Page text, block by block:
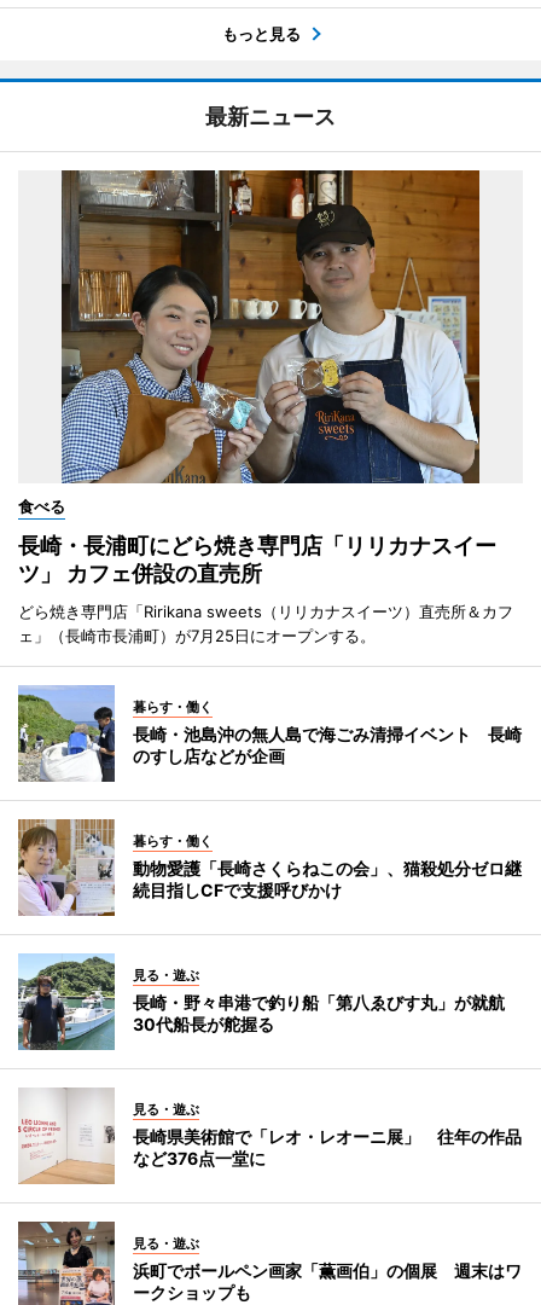
もっと見る
最新ニュース
食べる
長崎・長浦町にどら焼き専門店「リリカナスイー
ツ」 カフェ併設の直売所
どら焼き専門店「Ririkana sweets（リリカナスイーツ）直売所＆カフ
ェ」（長崎市長浦町）が7月25日にオープンする。
暮らす・働く
長崎・池島沖の無人島で海ごみ清掃イベント 長崎
のすし店などが企画
暮らす・働く
動物愛護「長崎さくらねこの会」、猫殺処分ゼロ継
続目指しCFで支援呼びかけ
見る・遊ぶ
長崎・野々串港で釣り船「第八ゑびす丸」が就航
30代船長が舵握る
見る・遊ぶ
長崎県美術館で「レオ・レオーニ展」 往年の作品
など376点一堂に
見る・遊ぶ
浜町でボールペン画家「薫画伯」の個展 週末はワ
ークショップも